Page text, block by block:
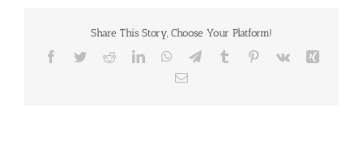
Share This Story, Choose Your Platform!
Facebook
TwitterRedditLinkedInWhatsApp
TelegramTumblr Pinterest
Vk
Correo